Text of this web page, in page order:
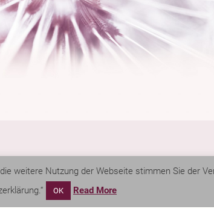
weitere Nutzung der Webseite stimmen Sie der
OK Read More